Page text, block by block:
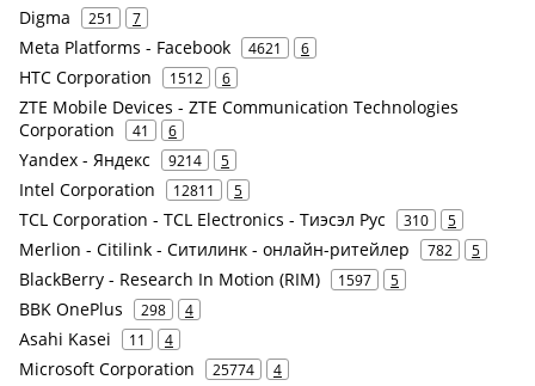
Digma 251 7
Meta Platforms - Facebook 4621 6
HTC Corporation 1512 6
ZTE Mobile Devices - ZTE Communication Technologies
Corporation
41 6
Yandex - Яндекс 9214 5
Intel Corporation 12811 5
TCL Corporation - TCL Electronics - Тиэсэл Рус 310 5
Merlion - Citilink - Ситилинк - онлайн-ритейлер 782 5
BlackBerry - Research In Motion (RIM) 1597 5
BBK OnePlus 298 4
Asahi Kasei 11 4
Microsoft Corporation 25774 4